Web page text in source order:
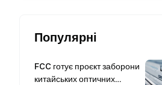
Популярні
FCC готує проєкт заборони
китайських оптичних